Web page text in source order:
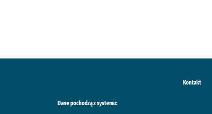
Kontakt
Dane pochodzą z systemu: